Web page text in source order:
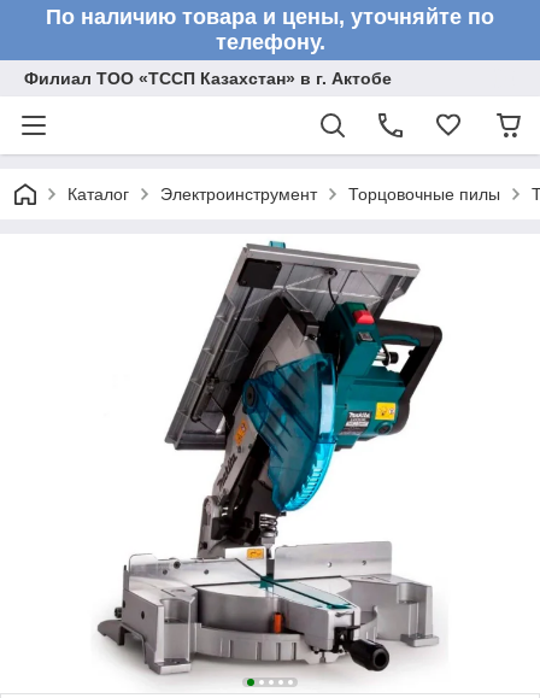
По наличию товара и цены, уточняйте по
телефону.
Филиал ТОО «ТССП Казахстан» в г. Актобе
Каталог Электроинструмент Торцовочные пилы